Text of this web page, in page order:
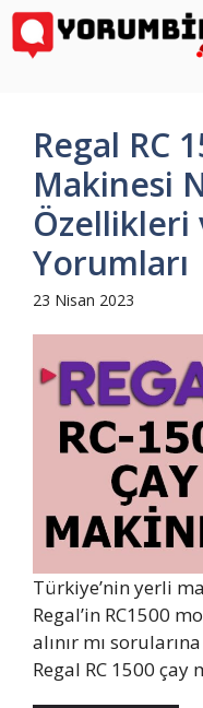
İçeriğe
atla
Regal RC
Makinesi
Özellikleri
Yorumları
23 Nisan 2023
Türkiye’nin yerli
Regal’in RC1500
alınır mı
Regal RC 1500 çay